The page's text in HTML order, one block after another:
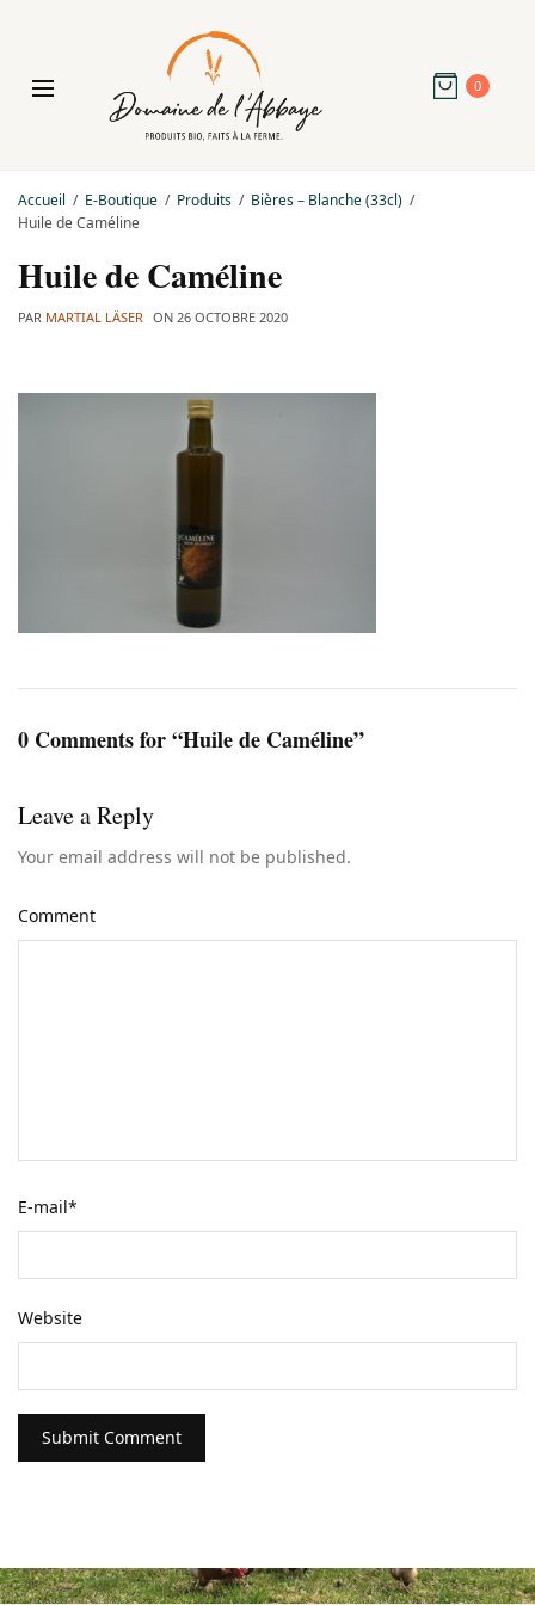
0
Accueil E-Boutique Produits
Bières – Blanche (33cl)
Huile de Caméline
Huile de Caméline
PAR MARTIAL LÄSER ON 26 OCTOBRE 2020
0 Comments for “Huile de Caméline”
Leave a Reply
Your email address will not be published.
Comment
E-mail*
Website